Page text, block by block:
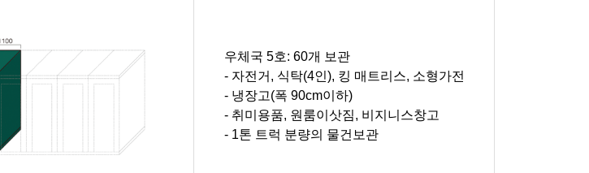
우체국 5호: 60개 보관
- 자전거, 식탁(4인), 킹 매트리스, 소형가전
- 냉장고(폭 90cm이하)
- 취미용품, 원룸이삿짐, 비지니스창고
- 1톤 트럭 분량의 물건보관